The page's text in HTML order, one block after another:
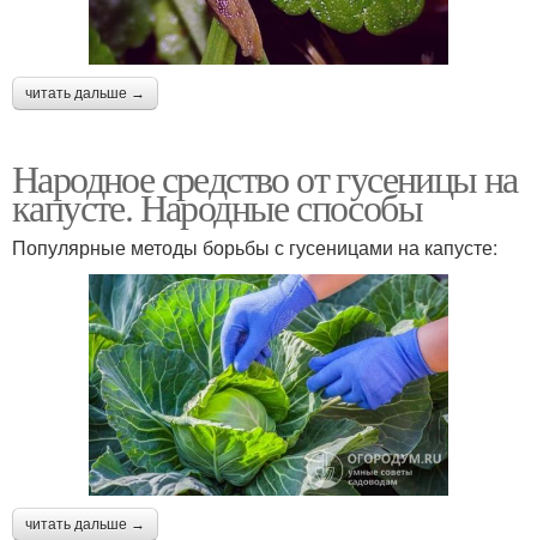
читать дальше →
Народное средство от гусеницы на
капусте. Народные способы
Популярные методы борьбы с гусеницами на капусте:
читать дальше →